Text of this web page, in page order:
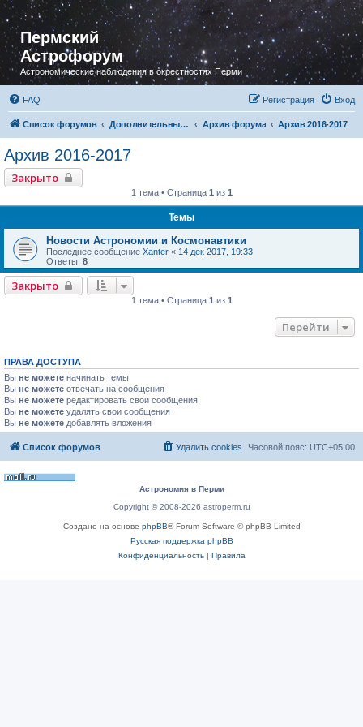
Пермский
Астрофорум
Астрономические наблюдения в окрестностях Перми
FAQ Вход
Регистрация
Список форумов Дополнительный раздел Архив форума Архив 2016-2017
Архив 2016-2017
Закрыто
1 тема • Страница 1 из 1
Темы
Новости Астрономии и Космонавтики
Последнее сообщение Xanter « 14 дек 2017, 19:33
Ответы: 8
Закрыто
1 тема • Страница 1 из 1
Перейти
ПРАВА ДОСТУПА
Вы не можете начинать темы
Вы не можете отвечать на сообщения
Вы не можете редактировать свои сообщения
Вы не можете удалять свои сообщения
Вы не можете добавлять вложения
Список форумов Часовой пояс: UTC+05:00
Удалить cookies
Астрономия в Перми
Copyright © 2008-2026 astroperm.ru
Создано на основе phpBB® Forum Software © phpBB Limited
Русская поддержка phpBB
Конфиденциальность| Правила